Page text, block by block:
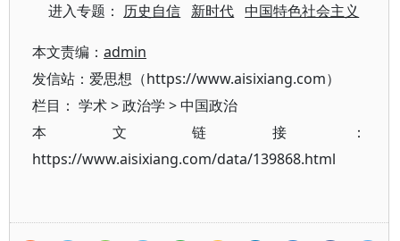
进入专题： 历史自信 新时代 中国特色社会主义
本文责编： admin
发信站：爱思想（https://www.aisixiang.com）
栏目： 学术>政治学 >中国政治
本文链接：
https://www.aisixiang.com/data/139868.html